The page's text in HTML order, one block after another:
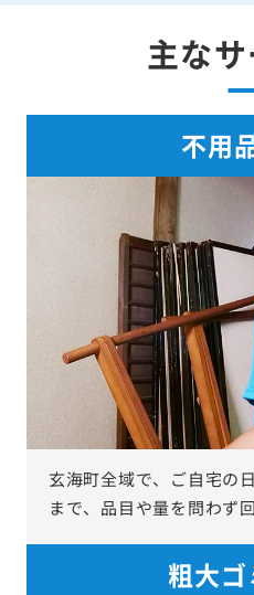
主な
不用
玄海町全域で、ご自宅の
まで、品目や量を問わず
粗大